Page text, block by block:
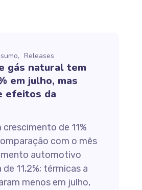
Releases
gás natural tem
em julho, mas
efeitos da
de 11%
com o mês
automotivo
11,2%; térmicas a
menos em julho,